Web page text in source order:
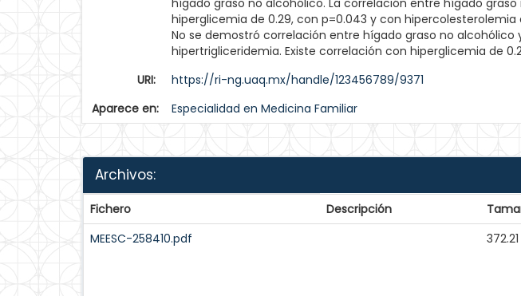
hígado graso no alcohólico. La correlación entre hígado
hiperglicemia de 0.29, con p=0.043 y con hipercolesterolemia
No se demostró correlación entre hígado graso no
hipertrigliceridemia. Existe correlación con hiperglicemia de
URI:
https://ri-ng.uaq.mx/handle/123456789/9371
Aparece en:
Especialidad en Medicina Familiar
Archivos:
Fichero Descripción
MEESC-258410.pdf
372.21